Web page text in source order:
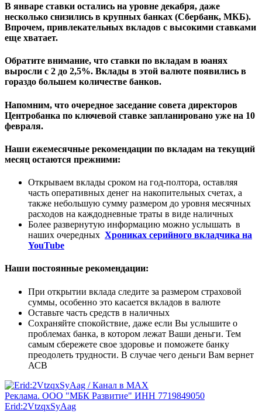
В январе ставки остались на уровне декабря, даже
несколько снизились в крупных банках (Сбербанк, МКБ).
Впрочем, привлекательных вкладов с высокими ставками
еще хватает.
Обратите внимание, что ставки по вкладам в юанях
выросли с 2 до 2,5%. Вклады в этой валюте появились в
гораздо большем количестве банков.
Напомним, что очередное заседание совета директоров
Центробанка по ключевой ставке запланировано уже на 10
февраля.
Наши ежемесячные рекомендации по вкладам на текущий
месяц остаются прежними:
Открываем вклады сроком на год-полтора, оставляя
часть оперативных денег на накопительных счетах, а
также небольшую сумму размером до уровня месячных
расходов на каждодневные траты в виде наличных
Более развернутую информацию можно услышать в
наших очередных Хрониках серийного вкладчика на
YouTube
Наши постоянные рекомендации:
При открытии вклада следите за размером страховой
суммы, особенно это касается вкладов в валюте
Оставьте часть средств в наличных
Сохраняйте спокойствие, даже если Вы услышите о
проблемах банка, в котором лежат Ваши деньги. Тем
самым сбережете свое здоровье и поможете банку
преодолеть трудности. В случае чего деньги Вам вернет
АСВ
Реклама. ООО "МБК Развитие" ИНН 7719849050
Erid:2VtzqxSyAag